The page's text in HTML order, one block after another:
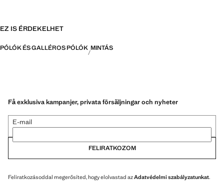
EZ IS ÉRDEKELHET
PÓLÓK ÉS GALLÉROS PÓLÓK MINTÁS
Få exklusiva kampanjer, privata försäljningar och nyheter
E-mail
FELIRATKOZOM
Feliratkozásoddal megerősíted, hogy elolvastad azAdatvédelmi szabályzatunkat.